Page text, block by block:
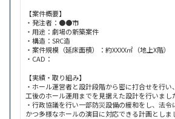
【案件概要】
・発注者：●●市
・用途：劇場の新築案件
・構造：SRC造
・案件規模（延床面積）：約XXXX㎡（地上X階）
・CAD：
【実績・取り組み】
・ホール運営者と設計段階から密に打合せを行い
工後のホール運用までを見据えた設計を行いまし
・行政協議を行い一部防災設備の緩和をし、法令
かつ多様なホールの演目に対応できる計画としま